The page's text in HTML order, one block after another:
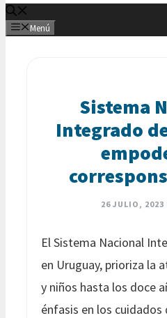
Menú
Sistema
Integrado
26 JULIO, 2023
El Sistema Nacional
en Uruguay, prioriza la
y niños hasta los doce
énfasis en los cuidados